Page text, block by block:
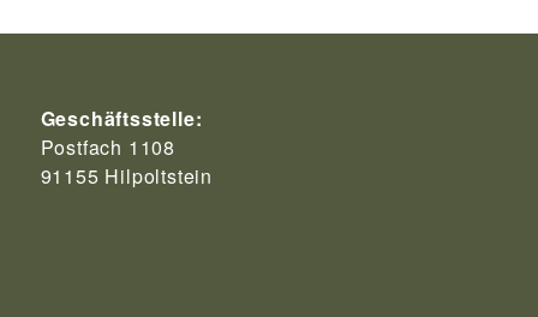
Geschäftsstelle:
Postfach 1108
91155 Hilpoltstein